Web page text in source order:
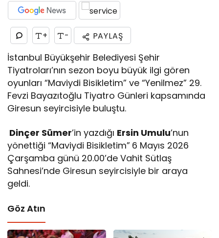
+ - PAYLAŞ
İstanbul Büyükşehir Belediyesi Şehir
Tiyatroları’nın sezon boyu büyük ilgi gören
oyunları “Maviydi Bisikletim” ve “Yenilmez” 29.
Fevzi Bayazıtoğlu Tiyatro Günleri kapsamında
Giresun seyircisiyle buluştu.
Dinçer Sümer’in yazdığı Ersin Umulu’nun
yönettiği “Maviydi Bisikletim” 6 Mayıs 2026
Çarşamba günü 20.00’de Vahit Sütlaş
Sahnesi’nde Giresun seyircisiyle bir araya
geldi.
Göz Atın